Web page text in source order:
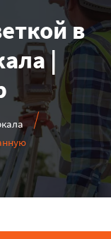
в
|